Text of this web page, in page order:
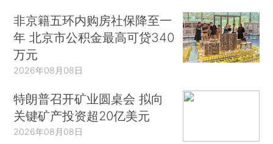
非京籍五环内购房社保降至一
年 北京市公积金最高可贷340
万元
2026年08月08日
特朗普召开矿业圆桌会 拟向
关键矿产投资超20亿美元
2026年08月08日